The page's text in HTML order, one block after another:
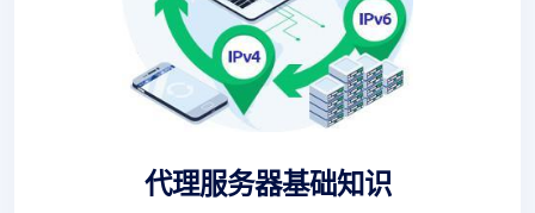
代理服务器基础知识